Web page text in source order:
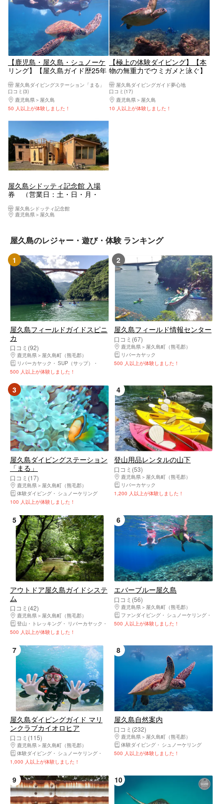
【鹿児島・屋久島・シュノーケ
リング】【屋久島ガイド歴25年
アーに変更可！】【お子様連れ
のご家族歓迎！】【丁寧なレク
チャー有】【のんびり泳ぎます
♪】【シュノーケリングツア
ー】
屋久島ダイビングステーション「まる」
口コミ(3)
鹿児島県
屋久島
50 人以上が体験しました！
【極上の体験ダイビング】【本
物の無重力でウミガメと泳ぐ】
制限の1本目】【人気No.1｜プ
レミアム2ダイブ】【泳げな
い・自信なくても楽しい】《屋
久島ダイビングガイド夢心地》
屋久島ダイビングガイド夢心地
口コミ(17)
鹿児島県
屋久島
10 人以上が体験しました！
屋久島シドッティ記念館 入場
券 （営業日：土・日・月・
屋久島シドッティ記念館
鹿児島県
屋久島
屋久島のレジャー・遊び・体験 ランキング
1
屋久島フィールドガイドスピニ
カ
口コミ(92)
鹿児島県
屋久島町（熊毛郡）
リバーカヤック
SUP（サップ）
シーカヤック
500 人以上が体験しました！
2
屋久島フィールド情報センター
口コミ(67)
鹿児島県
屋久島町（熊毛郡）
リバーカヤック
500 人以上が体験しました！
3
屋久島ダイビングステーション
「まる」
口コミ(17)
鹿児島県
屋久島町（熊毛郡）
体験ダイビング
シュノーケリング
100 人以上が体験しました！
4
登山用品レンタルの山下
口コミ(53)
鹿児島県
屋久島町（熊毛郡）
リバーカヤック
1,200 人以上が体験しました！
5
アウトドア屋久島ガイドシステ
ム
口コミ(42)
鹿児島県
屋久島町（熊毛郡）
登山・トレッキング
リバーカヤック キャニオニング・シャワークライミング
500 人以上が体験しました！
6
エバーブルー屋久島
口コミ(56)
鹿児島県
屋久島町（熊毛郡）
ファンダイビング
シュノーケリング
500 人以上が体験しました！
7
屋久島ダイビングガイド マリ
ンクラブカイオロヒア
口コミ(115)
鹿児島県
屋久島町（熊毛郡）
体験ダイビング
シュノーケリング
リバーカヤック
1,000 人以上が体験しました！
8
屋久島自然案内
口コミ(232)
鹿児島県
屋久島町（熊毛郡）
体験ダイビング
シュノーケリング
500 人以上が体験しました！
9 10